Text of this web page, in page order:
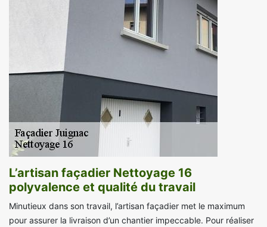
L’artisan façadier Nettoyage 16
polyvalence et qualité du travail
Minutieux dans son travail, l’artisan façadier met le maximum
pour assurer la livraison d’un chantier impeccable. Pour réaliser